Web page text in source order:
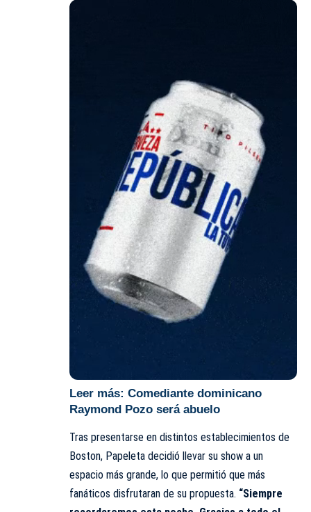
Leer más: Comediante dominicano
Raymond Pozo será abuelo
Tras presentarse en distintos establecimientos de
Boston, Papeleta decidió llevar su show a un
espacio más grande, lo que permitió que más
fanáticos disfrutaran de su propuesta. “Siempre